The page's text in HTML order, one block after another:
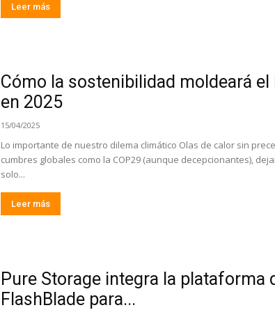
Leer más
Cómo la sostenibilidad moldeará
en 2025
15/04/2025
Lo importante de nuestro dilema climático Olas de calor sin
cumbres globales como la COP29 (aunque decepcionantes),
solo...
Leer más
Pure Storage integra la plataforma
FlashBlade para...